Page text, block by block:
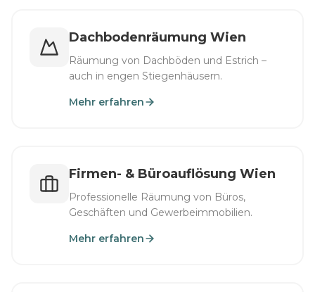
Dachbodenräumung Wien
Räumung von Dachböden und Estrich –
auch in engen Stiegenhäusern.
Mehr erfahren
Firmen- & Büroauflösung Wien
Professionelle Räumung von Büros,
Geschäften und Gewerbeimmobilien.
Mehr erfahren